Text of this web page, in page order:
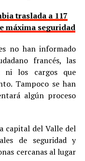
traslada a 117
máxima seguridad
no han informado
francés, las
ni los cargos que
Tampoco se han
algún proceso
capital del Valle del
de seguridad y
cercanas al lugar